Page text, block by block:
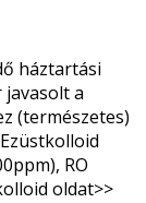
háztartási
a
(természetes)
RO
oldat>>